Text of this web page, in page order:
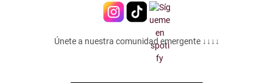
Únete a nuestra comunidad emergente ↓↓↓↓